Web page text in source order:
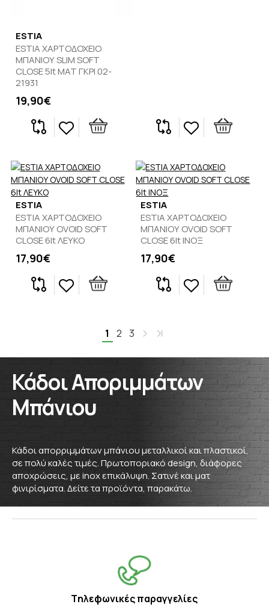
Κάδοι απορριμμάτων μπάνιου μεταλλικοί και πλαστικοί,
σε πολύ καλές τιμές. Πρωτοποριακό design, διάφορες
αποχρώσεις, με inox επικάλυψη. Σατινέ και ματ
φινιρίσματα. Δείτε τα προϊόντα, παρακάτω.
Κάδοι Αποριμμάτων
Μπάνιου
ESTIA
ESTIA ΧΑΡΤΟΔΟΧΕΙΟ
ΜΠΑΝΙΟΥ SLIM SOFT
CLOSE 5lt ΜΑΤ ΓΚΡΙ 02-
21931
19,90€
ESTIA
ESTIA ΧΑΡΤΟΔΟΧΕΙΟ
ΜΠΑΝΙΟΥ OVOID SOFT
CLOSE 6lt ΛΕΥΚΟ
17,90€
ESTIA
ESTIA ΧΑΡΤΟΔΟΧΕΙΟ
ΜΠΑΝΙΟΥ OVOID SOFT
CLOSE 6lt ΙΝΟΞ
17,90€
1 2 3
Tηλεφωνικές παραγγελίες